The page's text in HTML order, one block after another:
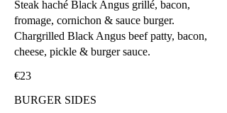
Steak haché Black Angus grillé, bacon,
fromage, cornichon & sauce burger.
Chargrilled Black Angus beef patty, bacon,
cheese, pickle & burger sauce.
€23
BURGER SIDES